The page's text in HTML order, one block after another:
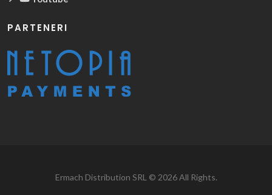
PARTENERI
Ermach Distribution SRL © 2026 All Rights.